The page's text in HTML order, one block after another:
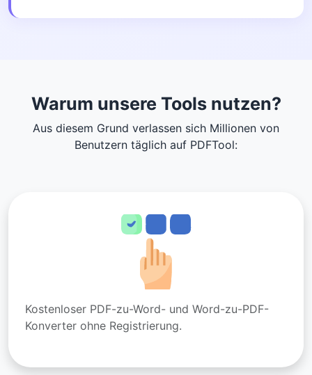
Warum unsere Tools nutzen?
Aus diesem Grund verlassen sich Millionen von
Benutzern täglich auf PDFTool:
Kostenloser PDF-zu-Word- und Word-zu-PDF-
Konverter ohne Registrierung.